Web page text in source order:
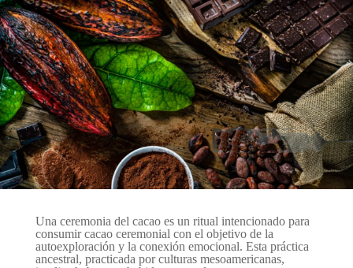
Una ceremonia del cacao es un ritual intencionado para
consumir cacao ceremonial con el objetivo de la
autoexploración y la conexión emocional. Esta práctica
ancestral, practicada por culturas mesoamericanas,